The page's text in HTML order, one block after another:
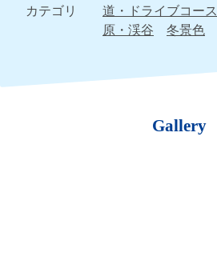
カテゴリ
道・ドライブコース
原・渓谷
冬景色
Gallery